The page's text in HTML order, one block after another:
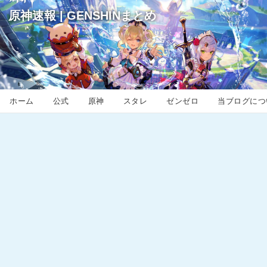
原神速報 | GENSHINまとめ
ホーム 公式 原神 スタレ ゼンゼロ 当ブログに